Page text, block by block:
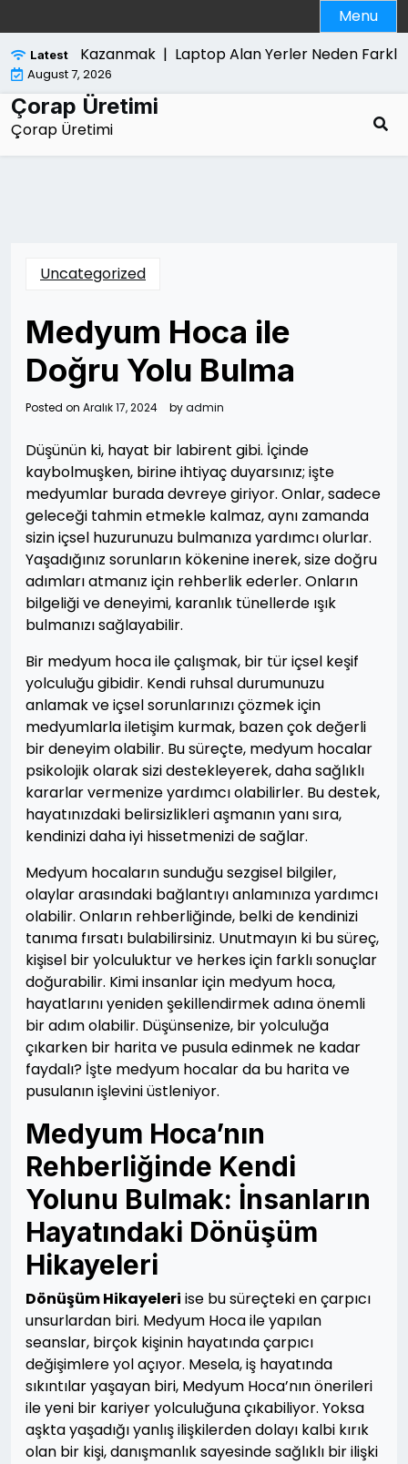
to
content
Menu
LatestKazanmak |Laptop Alan Yerler Neden Farkli
August 7, 2026
Çorap Üretimi
Çorap Üretimi
Uncategorized
Medyum Hoca ile
Doğru Yolu Bulma
Posted on Aralık 17, 2024 byadmin
Düşünün ki, hayat bir labirent gibi. İçinde
kaybolmuşken, birine ihtiyaç duyarsınız; işte
medyumlar burada devreye giriyor. Onlar, sadece
geleceği tahmin etmekle kalmaz, aynı zamanda
sizin içsel huzurunuzu bulmanıza yardımcı olurlar.
Yaşadığınız sorunların kökenine inerek, size doğru
adımları atmanız için rehberlik ederler. Onların
bilgeliği ve deneyimi, karanlık tünellerde ışık
bulmanızı sağlayabilir.
Bir medyum hoca ile çalışmak, bir tür içsel keşif
yolculuğu gibidir. Kendi ruhsal durumunuzu
anlamak ve içsel sorunlarınızı çözmek için
medyumlarla iletişim kurmak, bazen çok değerli
bir deneyim olabilir. Bu süreçte, medyum hocalar
psikolojik olarak sizi destekleyerek, daha sağlıklı
kararlar vermenize yardımcı olabilirler. Bu destek,
hayatınızdaki belirsizlikleri aşmanın yanı sıra,
kendinizi daha iyi hissetmenizi de sağlar.
Medyum hocaların sunduğu sezgisel bilgiler,
olaylar arasındaki bağlantıyı anlamınıza yardımcı
olabilir. Onların rehberliğinde, belki de kendinizi
tanıma fırsatı bulabilirsiniz. Unutmayın ki bu süreç,
kişisel bir yolculuktur ve herkes için farklı sonuçlar
doğurabilir. Kimi insanlar için medyum hoca,
hayatlarını yeniden şekillendirmek adına önemli
bir adım olabilir. Düşünsenize, bir yolculuğa
çıkarken bir harita ve pusula edinmek ne kadar
faydalı? İşte medyum hocalar da bu harita ve
pusulanın işlevini üstleniyor.
Medyum Hoca’nın
Rehberliğinde Kendi
Yolunu Bulmak: İnsanların
Hayatındaki Dönüşüm
Hikayeleri
Dönüşüm Hikayeleri ise bu süreçteki en çarpıcı
unsurlardan biri. Medyum Hoca ile yapılan
seanslar, birçok kişinin hayatında çarpıcı
değişimlere yol açıyor. Mesela, iş hayatında
sıkıntılar yaşayan biri, Medyum Hoca’nın önerileri
ile yeni bir kariyer yolculuğuna çıkabiliyor. Yoksa
aşkta yaşadığı yanlış ilişkilerden dolayı kalbi kırık
olan bir kişi, danışmanlık sayesinde sağlıklı bir ilişki